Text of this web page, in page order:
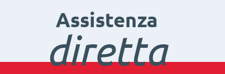
Assistenza
diretta